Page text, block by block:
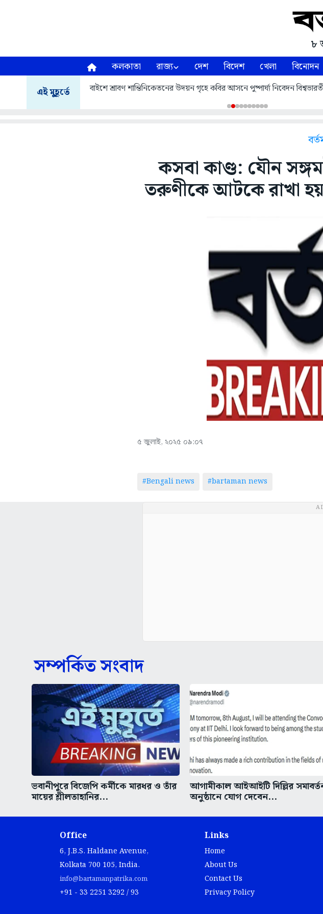
৮
কলকাতা রাজ্য দেশ বিদেশ খেলা বিনোদন
এই মুহূর্তে বাইশে শ্রাবণ শান্তিনিকেতনের উদয়ন গৃহে কবির আসনে পুষ্পার্ঘ্য নিবেদন
কসবা কাণ্ড: যৌন
তরুণীকে আটকে রাখা
৫ জুলাই, ২০২৫ ০৯:০৭
#Bengali news #bartaman news
সম্পর্কিত সংবাদ
ভবানীপুরে বিজেপি কর্মীকে মারধর ও তাঁর
মায়ের শ্লীলতাহানির...
আগামীকাল আইআইটি দিল্লির
অনুষ্ঠানে যোগ দেবেন...
Office
6, J.B.S. Haldane Avenue,
Kolkata 700 105, India.
info@bartamanpatrika.com
+91 - 33 2251 3292 / 93
Links
Home
About Us
Contact Us
Privacy Policy